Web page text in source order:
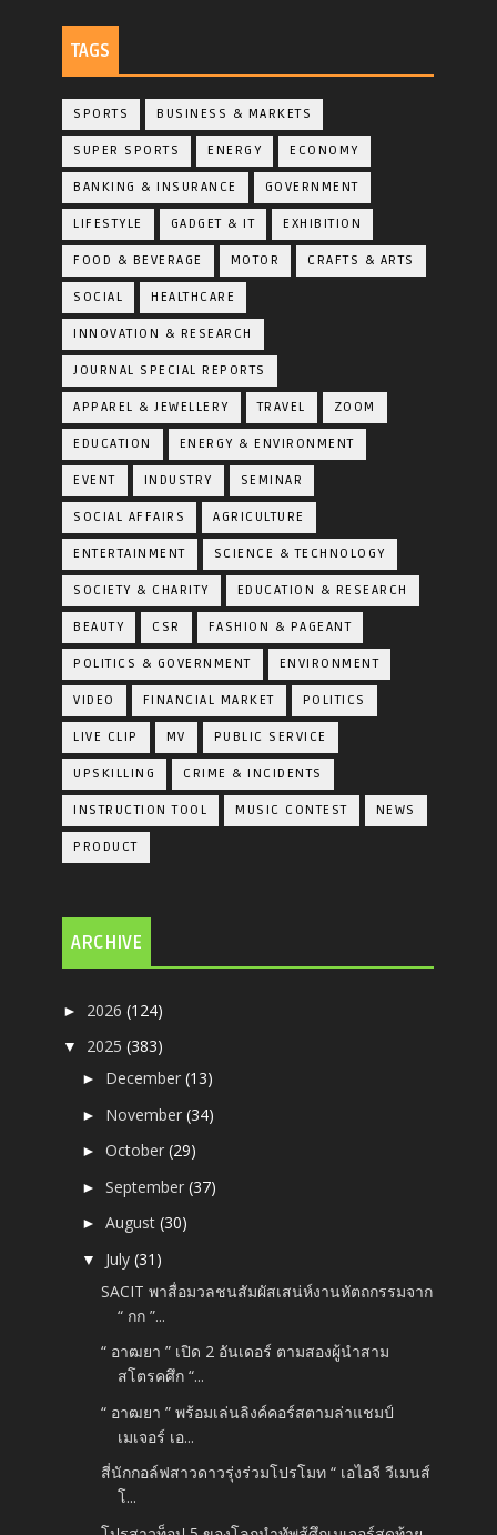
TAGS
SPORTS BUSINESS & MARKETS
SUPER SPORTS ENERGY ECONOMY
BANKING & INSURANCE GOVERNMENT
LIFESTYLE GADGET & IT EXHIBITION
FOOD & BEVERAGE MOTOR CRAFTS & ARTS
SOCIAL HEALTHCARE
INNOVATION & RESEARCH
JOURNAL SPECIAL REPORTS
APPAREL & JEWELLERY TRAVEL ZOOM
EDUCATION ENERGY & ENVIRONMENT
EVENT INDUSTRY SEMINAR
SOCIAL AFFAIRS AGRICULTURE
ENTERTAINMENT SCIENCE & TECHNOLOGY
SOCIETY & CHARITY EDUCATION & RESEARCH
BEAUTY CSR FASHION & PAGEANT
POLITICS & GOVERNMENT ENVIRONMENT
VIDEO FINANCIAL MARKET POLITICS
LIVE CLIP MV PUBLIC SERVICE
UPSKILLING CRIME & INCIDENTS
INSTRUCTION TOOL MUSIC CONTEST NEWS
PRODUCT
ARCHIVE
► 2026(124)
▼ 2025(383)
► December(13)
► November(34)
►October(29)
►September(37)
►August(30)
▼ July(31)
SACIT พาสื่อมวลชนสัมผัสเสน่ห์งานหัตถกรรมจาก
“ กก ”...
“ อาฒยา ” เปิด 2 อันเดอร์ ตามสองผู้นำสาม
สโตรคศึก “...
“ อาฒยา ” พร้อมเล่นลิงค์คอร์สตามล่าแชมป์
เมเจอร์ เอ...
สี่นักกอล์ฟสาวดาวรุ่งร่วมโปรโมท “ เอไอจี วีเมนส์
โ...